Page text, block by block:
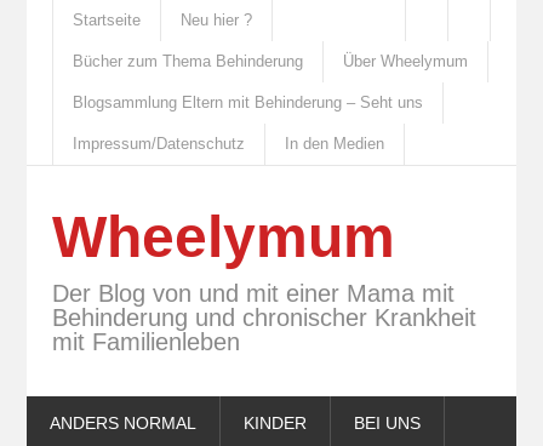
Startseite Neu hier ?
Bücher zum Thema Behinderung Über Wheelymum
Blogsammlung Eltern mit Behinderung – Seht uns
Impressum/Datenschutz In den Medien
Wheelymum
Der Blog von und mit einer Mama mit
Behinderung und chronischer Krankheit
mit Familienleben
ANDERS NORMAL KINDER BEI UNS